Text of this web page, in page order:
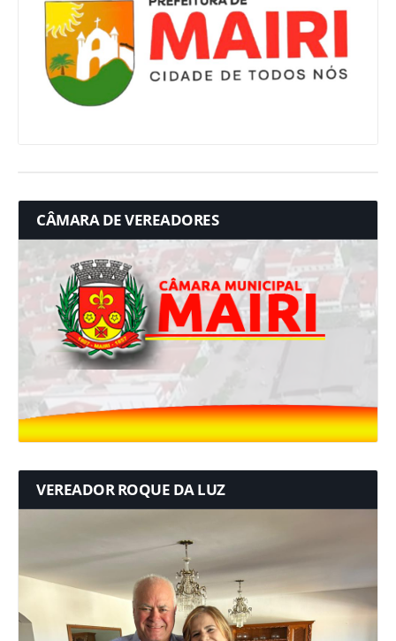
CÂMARA DE VEREADORES
VEREADOR ROQUE DA LUZ